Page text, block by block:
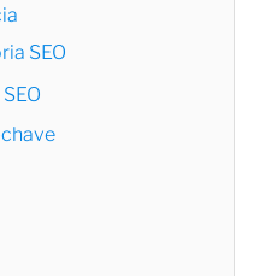
SEO